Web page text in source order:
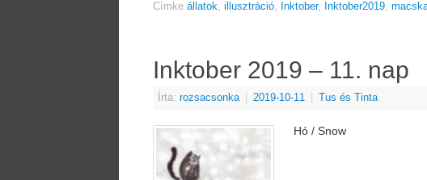
Címke állatok, illusztráció, Inktober, Inktober2019,
Inktober 2019 – 11. nap
Írta: rozsacsonka 2019-10-11 Tus és Tinta
Hó / Snow